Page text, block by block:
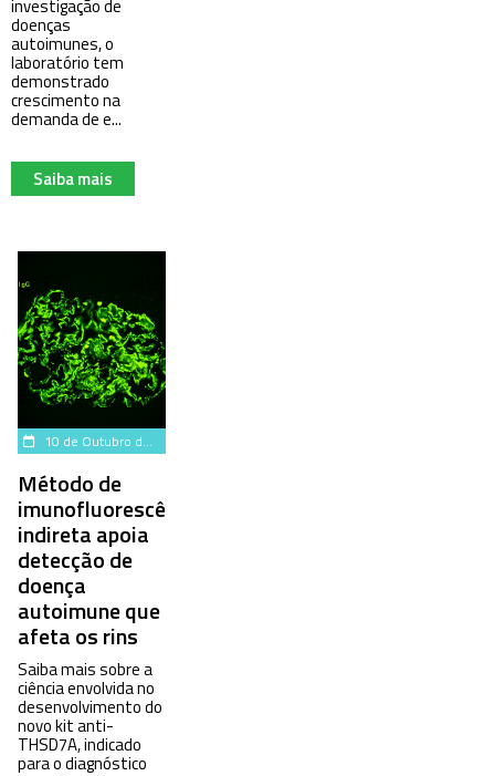
investigação de
doenças
autoimunes, o
laboratório tem
demonstrado
crescimento na
demanda de e...
Saiba mais
10 de Outubro de 2024
Método de
imunofluorescência
indireta apoia
detecção de
doença
autoimune que
afeta os rins
Saiba mais sobre a
ciência envolvida no
desenvolvimento do
novo kit anti-
THSD7A, indicado
para o diagnóstico